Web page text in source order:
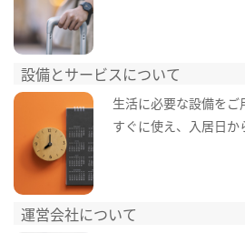
設備とサービスについて
生活に必要な設備を
すぐに使え、入居日か
運営会社について